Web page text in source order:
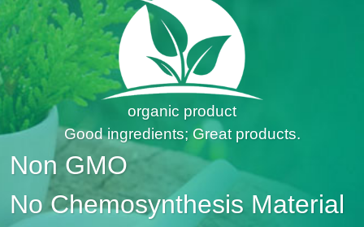
organic product
Good ingredients; Great products.
Non GMO
No Chemosynthesis Material